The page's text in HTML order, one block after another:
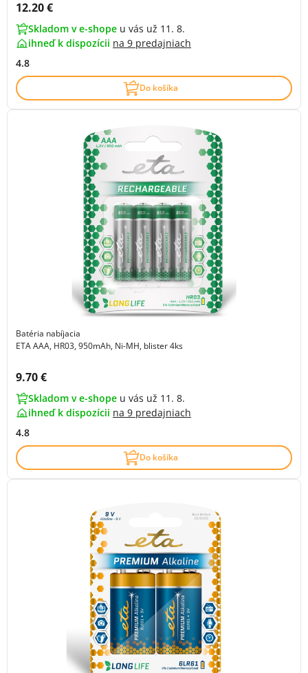
Cena s DPH:
12.20 €
Skladom v e-shope u vás už 11. 8.
ihneď k dispozícii na 9 predajniach
4.8
Do košíka
Batéria nabíjacia
ETA AAA, HR03, 950mAh, Ni-MH, blister 4ks
Cena s DPH:
9.70 €
Skladom v e-shope u vás už 11. 8.
ihneď k dispozícii na 9 predajniach
4.8
Do košíka